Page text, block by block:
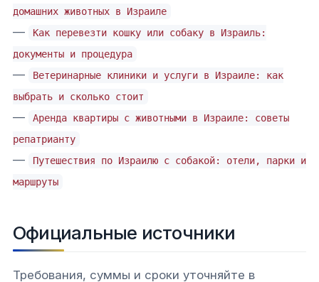
домашних животных в Израиле
—
Как перевезти кошку или собаку в Израиль:
документы и процедура
—
Ветеринарные клиники и услуги в Израиле: как
выбрать и сколько стоит
—
Аренда квартиры с животными в Израиле: советы
репатрианту
—
Путешествия по Израилю с собакой: отели, парки и
маршруты
Официальные источники
Требования, суммы и сроки уточняйте в